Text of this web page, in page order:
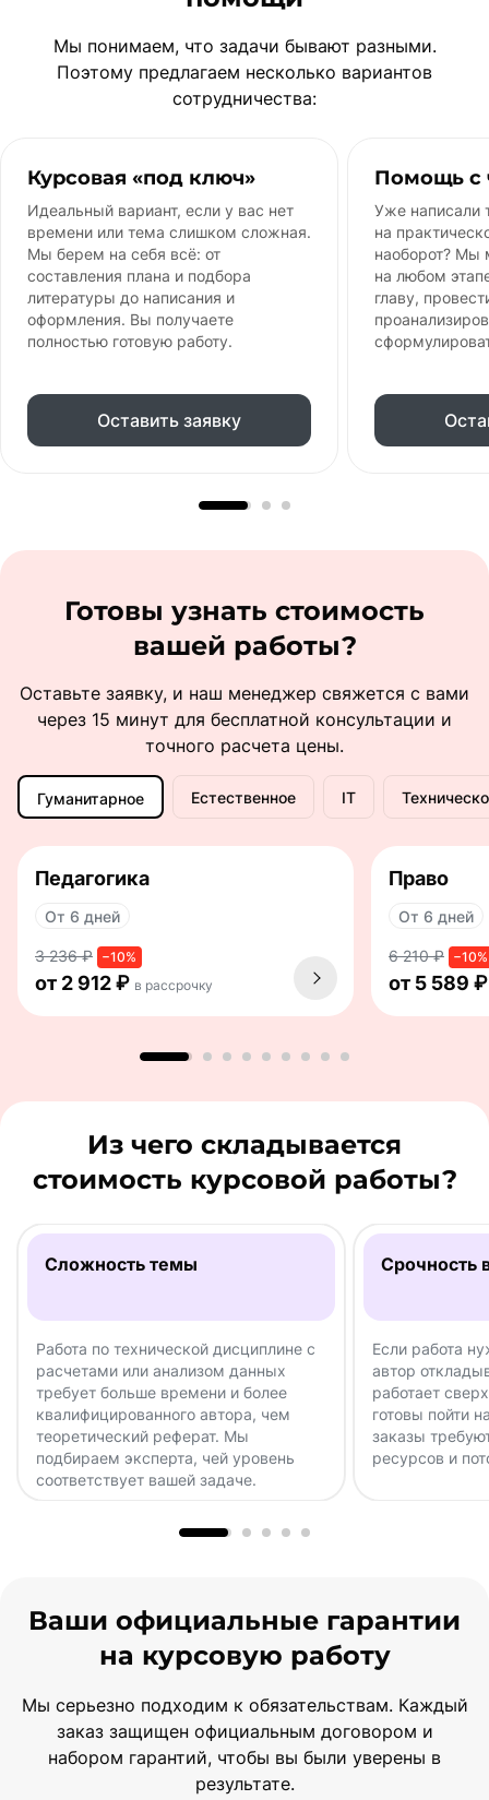
Мы понимаем, что задачи бывают разными.
Поэтому предлагаем несколько вариантов
сотрудничества:
Курсовая «под ключ»
Идеальный вариант, если у вас нет
времени или тема слишком сложная.
Мы берем на себя всё: от
составления плана и подбора
литературы до написания и
оформления. Вы получаете
полностью готовую работу.
Оставить заявку
Помощь с
Уже написали
на
наоборот? Мы
на любом
главу,
Готовы узнать стоимость
вашей работы?
Оставьте заявку, и наш менеджер свяжется с вами
через 15 минут для бесплатной консультации и
точного расчета цены.
Гуманитарное Естественное IT
Педагогика
От 6 дней
3 236 ₽ −10%
от 2 912 ₽ в рассрочку
Право
От 6 дней
6 210 ₽ −10%
от 5 589
Из чего складывается
стоимость курсовой работы?
Сложность темы
Работа по технической дисциплине с
расчетами или анализом данных
требует больше времени и более
квалифицированного автора, чем
теоретический реферат. Мы
подбираем эксперта, чей уровень
соответствует вашей задаче.
Срочность
Если работа
автор
работает
готовы пойти
заказы
ресурсов и
Ваши официальные гарантии
на курсовую работу
Мы серьезно подходим к обязательствам. Каждый
заказ защищен официальным договором и
набором гарантий, чтобы вы были уверены в
результате.